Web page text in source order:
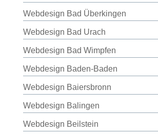
Webdesign Bad Überkingen
Webdesign Bad Urach
Webdesign Bad Wimpfen
Webdesign Baden-Baden
Webdesign Baiersbronn
Webdesign Balingen
Webdesign Beilstein